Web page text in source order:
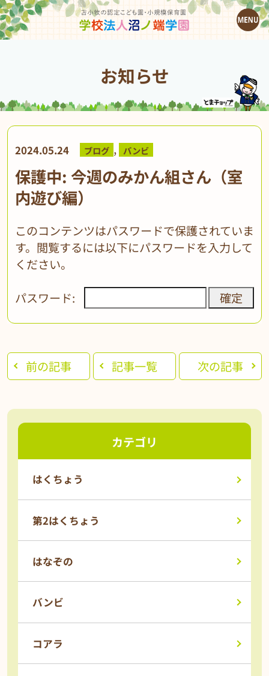
お知らせ
2024.05.24 ブログ , バンビ
保護中: 今週のみかん組さん（室
内遊び編）
このコンテンツはパスワードで保護されていま
す。閲覧するには以下にパスワードを入力して
ください。
パスワード:
前の記事 記事一覧 次の記事
カテゴリ
はくちょう
第2はくちょう
はなぞの
バンビ
コアラ